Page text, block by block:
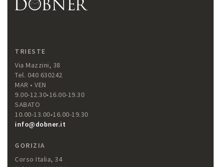
TRIESTE
Via Mazzini, 38
Tel. 040 630242
MAR • VEN
9.00-12.30•16.00-19.30
SABATO
10.00-13.00•16.00-19.30
info@dobner.it
GORIZIA
Corso Italia, 34